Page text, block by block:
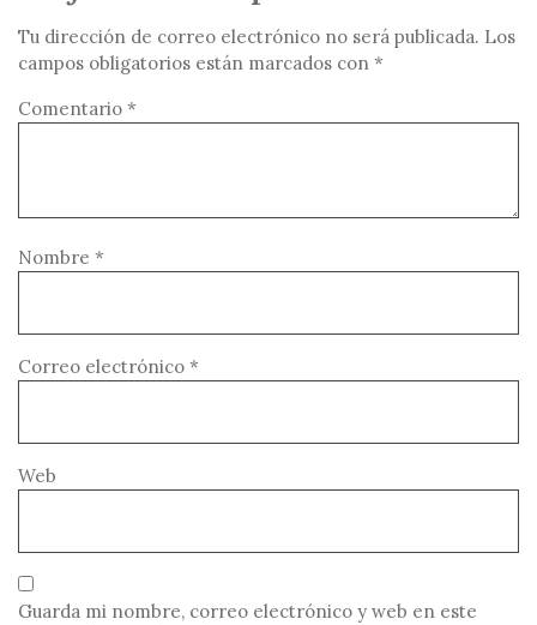
Tu dirección de correo electrónico no será publicada. Los
campos obligatorios están marcados con *
Comentario *
Nombre *
Correo electrónico *
Web
Guarda mi nombre, correo electrónico y web en este